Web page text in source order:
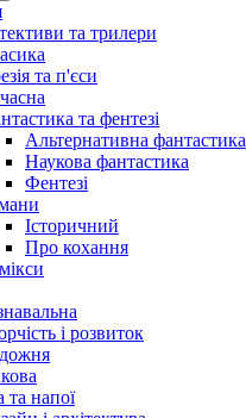
та трилери
та п'єси
та фентезі
Альтернативна фантастика
Наукова фантастика
Фентезі
Історичний
Про кохання
і розвиток
та напої